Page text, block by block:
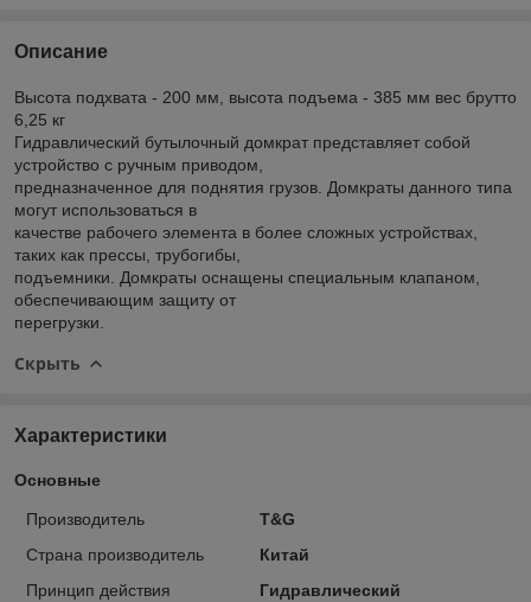
Описание
Высота подхвата - 200 мм, высота подъема - 385 мм вес брутто
6,25 кг
Гидравлический бутылочный домкрат представляет собой
устройство с ручным приводом,
предназначенное для поднятия грузов. Домкраты данного типа
могут использоваться в
качестве рабочего элемента в более сложных устройствах,
таких как прессы, трубогибы,
подъемники. Домкраты оснащены специальным клапаном,
обеспечивающим защиту от
перегрузки.
Скрыть
Характеристики
Основные
Производитель
T&G
Страна производитель
Китай
Принцип действия
Гидравлический